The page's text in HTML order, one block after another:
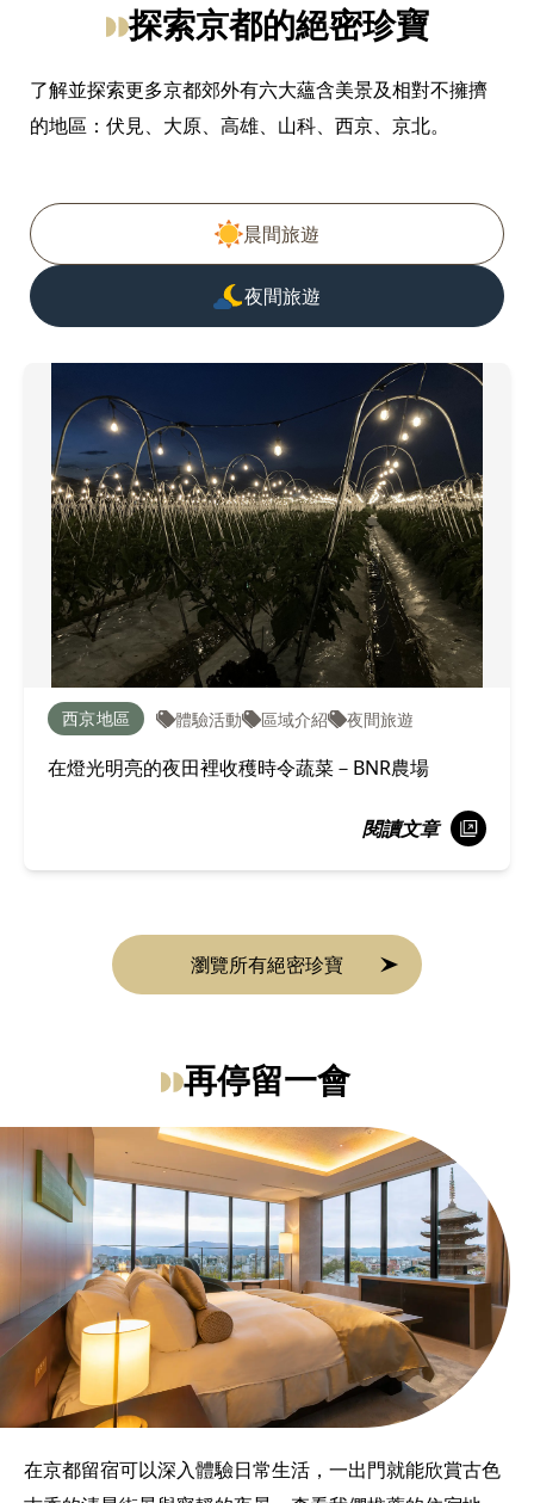
探索京都的絕密珍寶
了解並探索更多京都郊外有六大蘊含美景及相對不擁擠
的地區：伏見、大原、高雄、山科、西京、京北。
過濾隱藏的寶石文章
晨間旅遊
夜間旅遊
西京地區 體驗活動 區域介紹 夜間旅遊
在燈光明亮的夜田裡收穫時令蔬菜－BNR農場
閱讀文章
瀏覽所有絕密珍寶
再停留一會
在京都留宿可以深入體驗日常生活，一出門就能欣賞古色